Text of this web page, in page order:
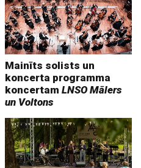
Mainīts solists un
koncerta programma
koncertamLNSO Mālers
un Voltons